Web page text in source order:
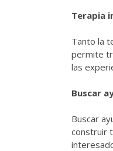
Terapia
Tanto la
permite
las
Buscar
Buscar
construir